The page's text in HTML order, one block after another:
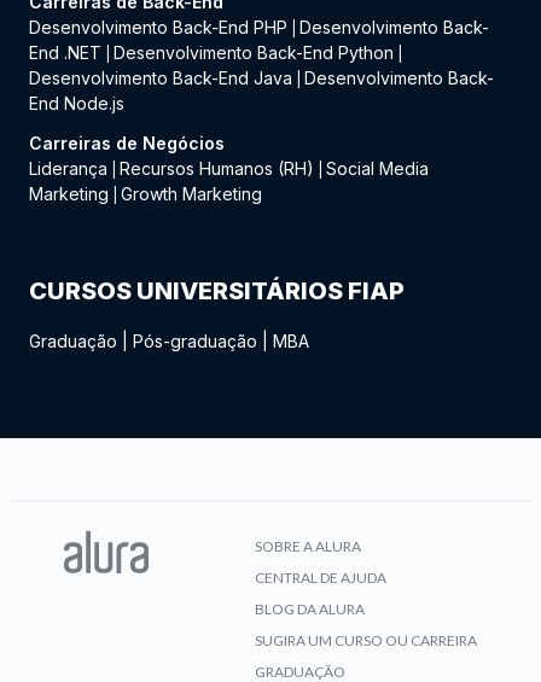
Desenvolvimento Back-End PHP
Desenvolvimento Back-
End .NET
Desenvolvimento Back-End Python
Desenvolvimento Back-End Java
Desenvolvimento Back-
End Node.js
Carreiras de Negócios
Liderança
Recursos Humanos (RH)
Social Media
Marketing
Growth Marketing
CURSOS UNIVERSITÁRIOS FIAP
Graduação Pós-graduação MBA
SOBRE A ALURA
CENTRAL DE AJUDA
BLOG DA ALURA
SUGIRA UM CURSO OU CARREIRA
GRADUAÇÃO